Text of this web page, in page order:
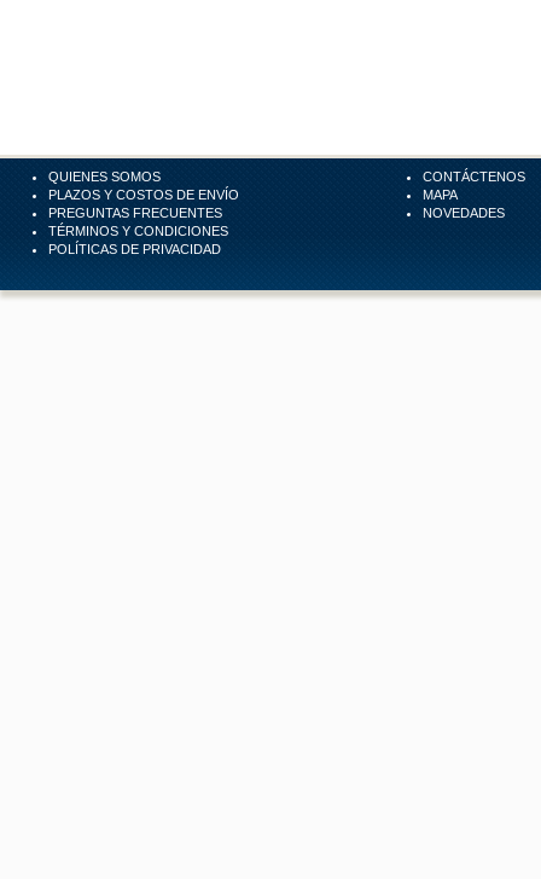
QUIENES SOMOS
PLAZOS Y COSTOS DE ENVÍO
PREGUNTAS FRECUENTES
TÉRMINOS Y CONDICIONES
POLÍTICAS DE PRIVACIDAD
CONTÁCTENOS
MAPA
NOVEDADES